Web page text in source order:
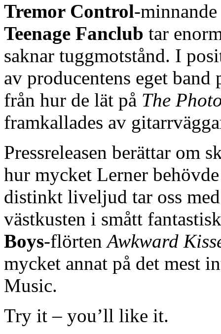
Tremor Control-
Teenage Fanclub tar
saknar tuggmotstånd. I
av producentens eget
från hur de lät på The
framkallades av
Pressreleasen berättar om
hur mycket Lerner
distinkt liveljud tar oss
västkusten i smått
Boys-flörtenAwkward
mycket annat på det mest
Music.
Try it – you’ll like it.